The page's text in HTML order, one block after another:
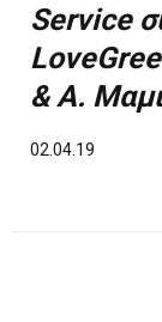
Service
& Α.
02.04.19